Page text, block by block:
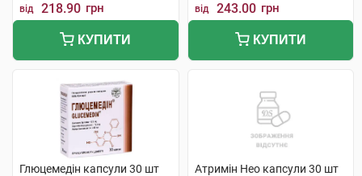
від 218.90 грн
КУПИТИ
від 243.00 грн
КУПИТИ
Глюцемедін капсули 30 шт Атримін Нео капсули 30 шт